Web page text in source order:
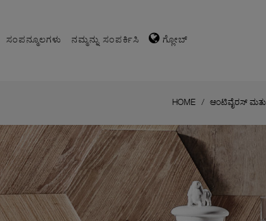
ಸಂಪನ್ಮೂಲಗಳು ನಮ್ಮನ್ನು ಸಂಪರ್ಕಿಸಿ ಗ್ಲೋಬ್
HOME ಆಂಟಿವೈರಸ್